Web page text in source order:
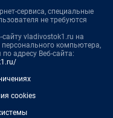
сервиса, специальные
не требуются
сайту vladivostok1.ru на
компьютера,
адресу Веб-сайта:
cookies